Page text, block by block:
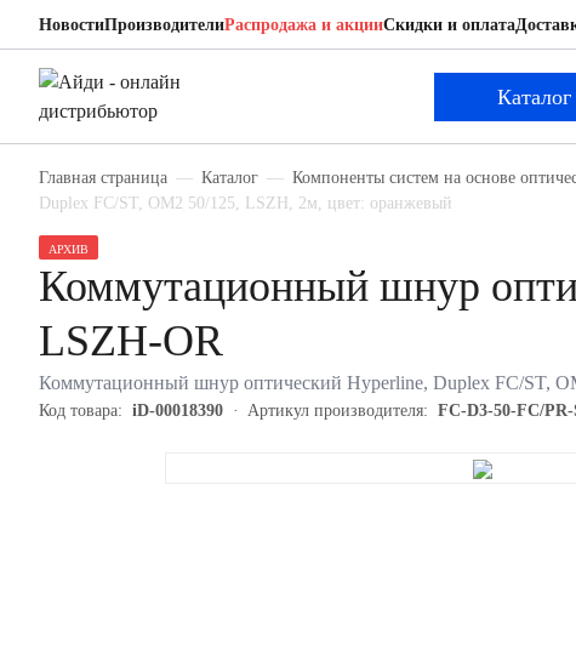
НовостиПроизводителиРаспродажа и акцииСкидки и оплата
Каталог
Главная страница Каталог Компоненты систем на основе
Duplex FC/ST, OM2 50/125, LSZH, 2м, цвет: оранжевый
АРХИВ
Коммутационный шнур
LSZH-OR
Коммутационный шнур оптический Hyperline, Duplex FC/ST,
Код товара: iD-00018390 Артикул производителя: FC-D3-50-FC/
Hyperline FC-D3-50-FC/PR-ST/PR-H-2M-LSZH-OR
Коммутационный шнур оптический